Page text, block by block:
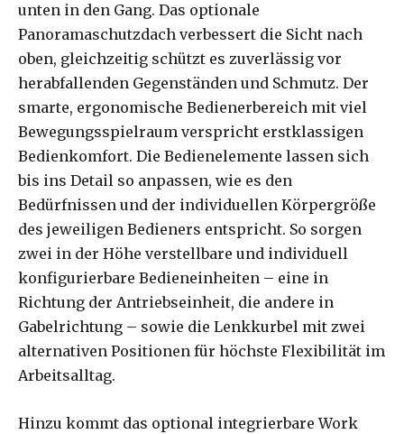
unten in den Gang. Das optionale
Panoramaschutzdach verbessert die Sicht nach
oben, gleichzeitig schützt es zuverlässig vor
herabfallenden Gegenständen und Schmutz. Der
smarte, ergonomische Bedienerbereich mit viel
Bewegungsspielraum verspricht erstklassigen
Bedienkomfort. Die Bedienelemente lassen sich
bis ins Detail so anpassen, wie es den
Bedürfnissen und der individuellen Körpergröße
des jeweiligen Bedieners entspricht. So sorgen
zwei in der Höhe verstellbare und individuell
konfigurierbare Bedieneinheiten – eine in
Richtung der Antriebseinheit, die andere in
Gabelrichtung – sowie die Lenkkurbel mit zwei
alternativen Positionen für höchste Flexibilität im
Arbeitsalltag.
Hinzu kommt das optional integrierbare Work